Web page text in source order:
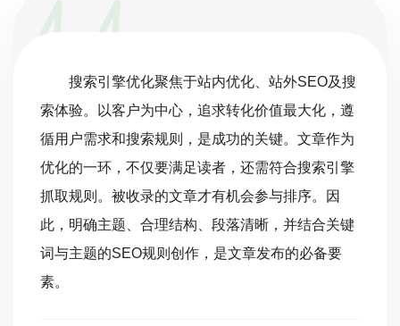
搜索引擎优化聚焦于站内优化、站外SEO及搜
索体验。以客户为中心，追求转化价值最大化，遵
循用户需求和搜索规则，是成功的关键。文章作为
优化的一环，不仅要满足读者，还需符合搜索引擎
抓取规则。被收录的文章才有机会参与排序。因
此，明确主题、合理结构、段落清晰，并结合关键
词与主题的SEO规则创作，是文章发布的必备要
素。